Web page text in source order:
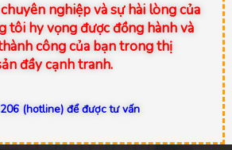
nghiệp và sự hài lòng của
tôi hy vọng được đồng hành và
công của bạn trong thị
đầy cạnh tranh.
(hotline) để được tư vấn